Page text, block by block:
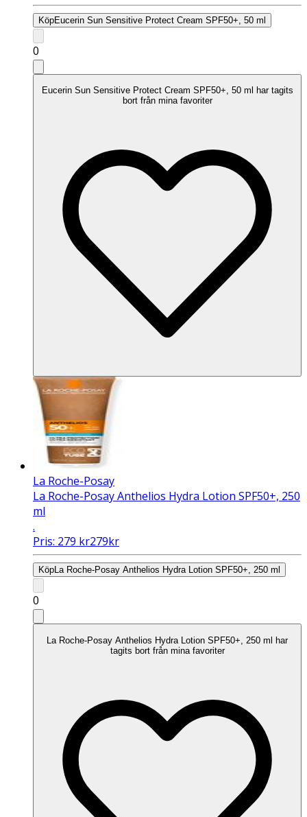
KöpEucerin Sun Sensitive Protect Cream SPF50+, 50 ml
0
Eucerin Sun Sensitive Protect Cream SPF50+, 50 ml har tagits
bort från mina favoriter
La Roche-Posay
La Roche-Posay Anthelios Hydra Lotion SPF50+, 250
ml
.
Pris: 279 kr279kr
KöpLa Roche-Posay Anthelios Hydra Lotion SPF50+, 250 ml
0
La Roche-Posay Anthelios Hydra Lotion SPF50+, 250 ml har
tagits bort från mina favoriter